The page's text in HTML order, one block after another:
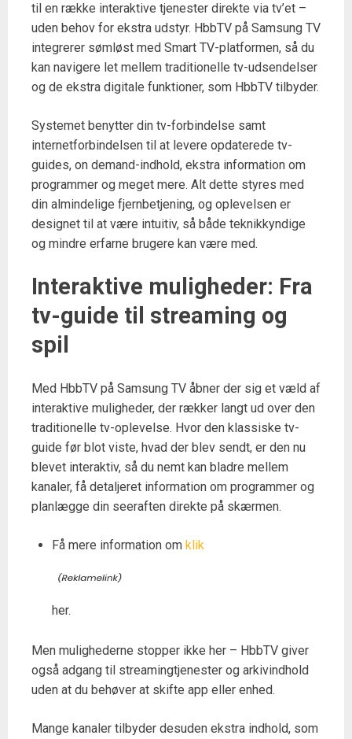
til en række interaktive tjenester direkte via tv’et –
uden behov for ekstra udstyr. HbbTV på Samsung TV
integrerer sømløst med Smart TV-platformen, så du
kan navigere let mellem traditionelle tv-udsendelser
og de ekstra digitale funktioner, som HbbTV tilbyder.
Systemet benytter din tv-forbindelse samt
internetforbindelsen til at levere opdaterede tv-
guides, on demand-indhold, ekstra information om
programmer og meget mere. Alt dette styres med
din almindelige fjernbetjening, og oplevelsen er
designet til at være intuitiv, så både teknikkyndige
og mindre erfarne brugere kan være med.
Interaktive muligheder: Fra
tv-guide til streaming og
spil
Med HbbTV på Samsung TV åbner der sig et væld af
interaktive muligheder, der rækker langt ud over den
traditionelle tv-oplevelse. Hvor den klassiske tv-
guide før blot viste, hvad der blev sendt, er den nu
blevet interaktiv, så du nemt kan bladre mellem
kanaler, få detaljeret information om programmer og
planlægge din seeraften direkte på skærmen.
Få mere information om klik
her.
Men mulighederne stopper ikke her – HbbTV giver
også adgang til streamingtjenester og arkivindhold
uden at du behøver at skifte app eller enhed.
Mange kanaler tilbyder desuden ekstra indhold, som